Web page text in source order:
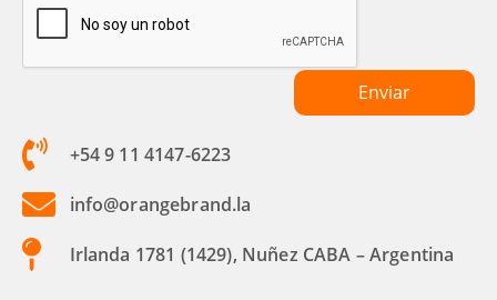
+54 9 11 4147-6223
info@orangebrand.la
Irlanda 1781 (1429), Nuñez CABA – Argentina